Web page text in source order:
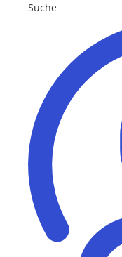
Suche